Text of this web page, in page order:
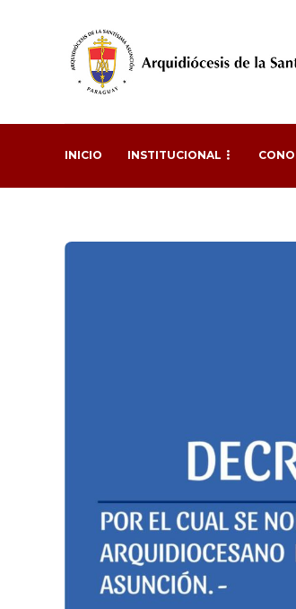
INICIO INSTITUCIONAL